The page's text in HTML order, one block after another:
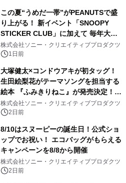
この夏“うめだ一帯”がPEANUTSで盛
り上がる！ 新イベント「SNOOPY
STICKER CLUB」に加えて 毎年大好
評阪急の「うめだスヌーピーフェステ
ィバル」、 グラングリーン大阪 ショ
ップ&レストランでは 「I LIKE
SUMMER TIME with PEANUTS」を
初開催！
株式会社ソニー・クリエイティブプロダクツ
1日前
大塚健太×コンドウアキが初タッグ！
生田絵梨花がテーマソングを担当する
絵本 『ふみきりねこ』が発売決定！
LINEスタンプも同時リリース！
株式会社ソニー・クリエイティブプロダクツ
2日前
8/10はスヌーピーの誕生日！公式ショ
ップでお祝い！ エコバッグがもらえる
キャンペーンを8/8から開催
株式会社ソニー・クリエイティブプロダクツ
2日前